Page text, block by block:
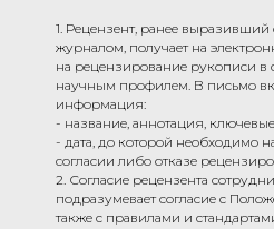
1. Рецензент, ранее выразивший
журналом, получает на
на рецензирование рукописи в
научным профилем. В письмо
информация:
- название, аннотация,
- дата, до которой необходимо
согласии либо отказе
2. Согласие рецензента
подразумевает согласие с
также с правилами и